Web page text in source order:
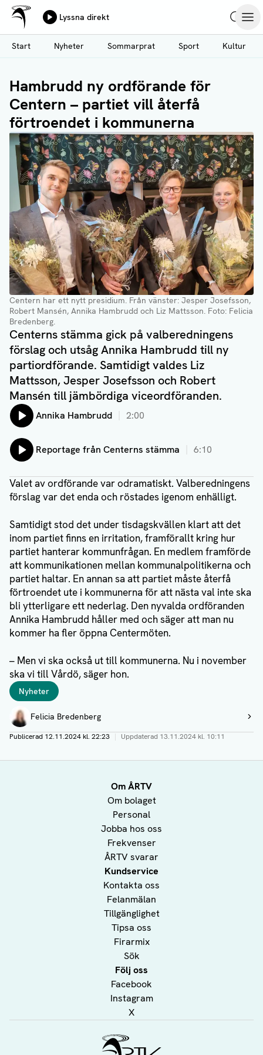
Hoppa
till
huvudinnehåll
Ålands Radio & TV
Lyssna direkt
Start
Nyheter Sommarprat Sport Kultur
Hambrudd ny ordförande för
Centern – partiet vill återfå
förtroendet i kommunerna
Centern har ett nytt presidium. Från vänster: Jesper Josefsson,
Robert Mansén, Annika Hambrudd och Liz Mattsson. Foto: Felicia
Bredenberg.
Centerns stämma gick på valberedningens
förslag och utsåg Annika Hambrudd till ny
partiordförande. Samtidigt valdes Liz
Mattsson, Jesper Josefsson och Robert
Mansén till jämbördiga viceordföranden.
Lyssna på:
Annika Hambrudd 2:00
Lyssna på:
Reportage från Centerns stämma 6:10
Valet av ordförande var odramatiskt. Valberedningens
förslag var det enda och röstades igenom enhälligt.
Samtidigt stod det under tisdagskvällen klart att det
inom partiet finns en irritation, framförallt kring hur
partiet hanterar kommunfrågan. En medlem framförde
att kommunikationen mellan kommunalpolitikerna och
partiet haltar. En annan sa att partiet måste återfå
förtroendet ute i kommunerna för att nästa val inte ska
bli ytterligare ett nederlag. Den nyvalda ordföranden
Annika Hambrudd håller med och säger att man nu
kommer ha fler öppna Centermöten.
– Men vi ska också ut till kommunerna. Nu i november
ska vi till Vårdö, säger hon.
Taggar
Nyheter
Författare
Felicia Bredenberg
Visa profil
Publicerad 12.11.2024 kl. 22:23 | Uppdaterad 13.11.2024 kl. 10:11
Om ÅRTV
Om bolaget
Personal
Jobba hos oss
Frekvenser
ÅRTV svarar
Kundservice
Kontakta oss
Felanmälan
Tillgänglighet
Tipsa oss
Firarmix
Sök
Följ oss
Facebook
Instagram
X